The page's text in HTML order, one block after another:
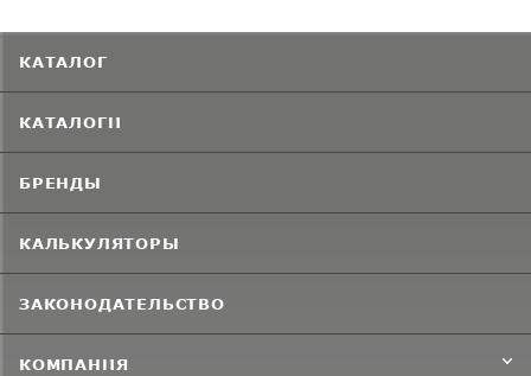
КАТАЛОГ
КАТАЛОГИ
БРЕНДЫ
КАЛЬКУЛЯТОРЫ
ЗАКОНОДАТЕЛЬСТВО
КОМПАНИЯ